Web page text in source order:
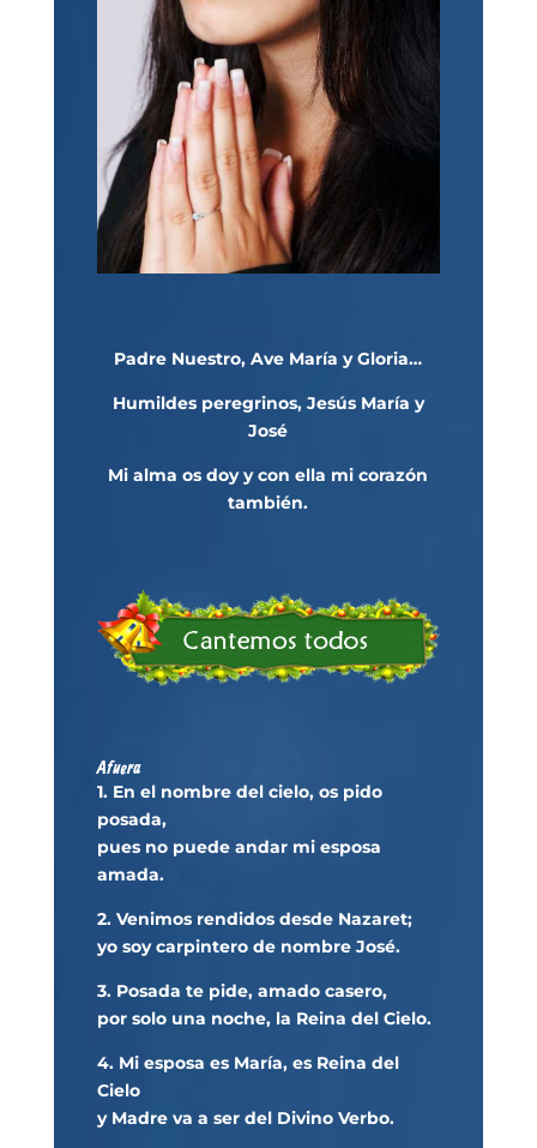
Padre Nuestro, Ave María y Gloria…
Humildes peregrinos, Jesús María y
José
Mi alma os doy y con ella mi corazón
también.
Afuera
1. En el nombre del cielo, os pido
posada,
pues no puede andar mi esposa
amada.
2. Venimos rendidos desde Nazaret;
yo soy carpintero de nombre José.
3. Posada te pide, amado casero,
por solo una noche, la Reina del Cielo.
4. Mi esposa es María, es Reina del
Cielo
y Madre va a ser del Divino Verbo.